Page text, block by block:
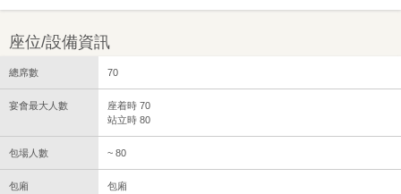
座位/設備資訊
總席數 70
宴會最大人數
座着時 70
站立時 80
包場人數 ~ 80
包廂 包廂